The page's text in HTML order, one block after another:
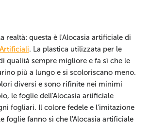
realtà: questa è l'Alocasia artificiale di
. La plastica utilizzata per le
qualità sempre migliore e fa sì che le
più a lungo e si scoloriscano meno.
diversi e sono rifinite nei minimi
le foglie dell'Alocasia artificiale
fogliari. Il colore fedele e l'imitazione
foglie fanno sì che l'Alocasia artificiale